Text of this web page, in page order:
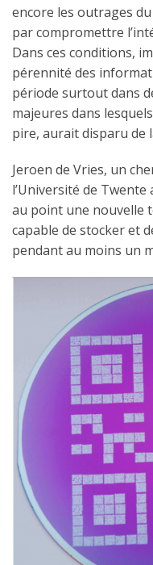
encore les outrages
par compromettre
Dans ces conditions,
pérennité des
période surtout dans
majeures dans
pire, aurait disparu de
Jeroen de Vries, un
l’Université de
au point une nouvelle
capable de stocker et
pendant au moins un